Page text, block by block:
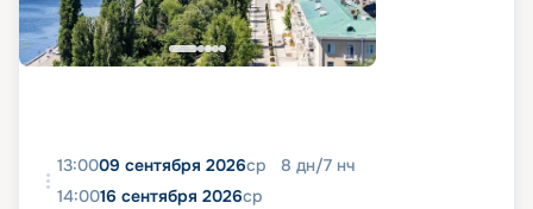
13:0009 сентября 2026ср 8 дн/7 нч
14:0016 сентября 2026ср